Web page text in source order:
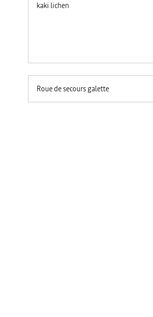
kaki lichen
Roue de secours galette